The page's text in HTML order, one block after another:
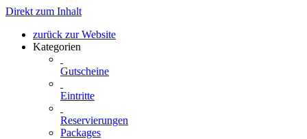
Direkt zum Inhalt
zurück zur Website
Kategorien
Gutscheine
Eintritte
Reservierungen
Packages